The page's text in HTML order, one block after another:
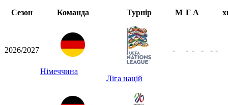
Сезон
Команда Турнір М Г А
2026/2027
Німеччина
Ліга націй
- - - - - -